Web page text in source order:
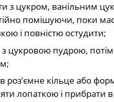
з цукром, ванільним
помішуючи, поки
і повністю остудити;
цукровою пудрою,
в роз’ємне кільце або
лопаткою і прибрати